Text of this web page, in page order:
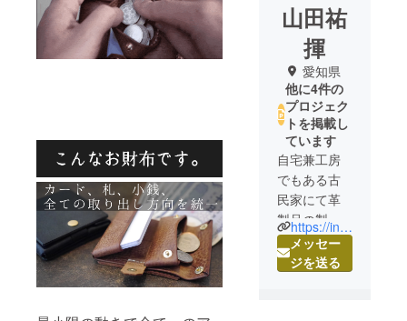
山田祐
揮
愛知県
他に4件の
プロジェク
トを掲載し
ています
自宅兼工房
でもある古
民家にて革
製品の製作
をしており
ます。
https://instagram.com/yk_ymd416
メッセー
ジを送る